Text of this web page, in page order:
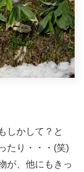
しかして？と
たり・・・(笑)
が、他にもきっ